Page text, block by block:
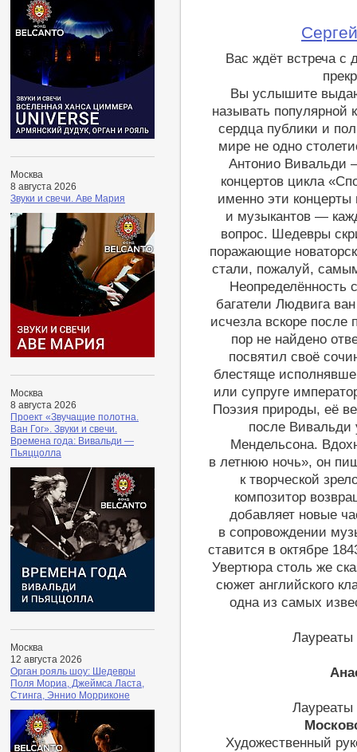
Москва
8 августа 2026
Звуки и свечи. Аве Мария
Москва
8 августа 2026
Проект «Звучащие полотна.
Ван Гог». Звуки и свечи.
Времена года: Вивальди —
Пьяццолла
Москва
12 августа 2026
Орган рояль шоу: Шедевры
Поля Мориа, Джеймса Ласта,
Стинга, Эннио Морриконе
Вас ждёт встреча с
Вы услышите
называть популярной
сердца публики и
мире не одно
Антонио Вивальди
концертов цикла
именно эти
и музыкантов —
вопрос. Шедевры
поражающие
стали, пожалуй,
Неопределённость
багатели Людвига
исчезла вскоре после
пор не найдено
посвятил своё
блестяще
или супруге
Поэзия природы, её
после Вивальди
Мендельсона.
в летнюю ночь», он
к творческой
композитор
добавляет новые
в сопровождении
ставится в октябре
Увертюра столь же
сюжет английского
одна из самых
Лауреаты
Лауреаты
Художественный